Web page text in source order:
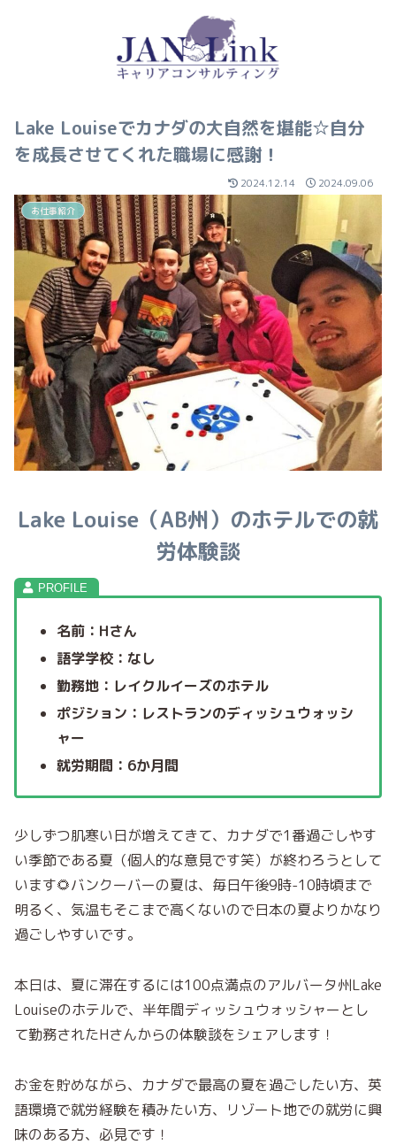
Lake Louiseでカナダの大自然を堪能☆自分
を成長させてくれた職場に感謝！
2024.12.14 2024.09.06
お仕事紹介
Lake Louise（AB州）のホテルでの就
労体験談
名前：Hさん
語学学校：なし
勤務地：レイクルイーズのホテル
ポジション：レストランのディッシュウォッシ
ャー
就労期間：6か月間
少しずつ肌寒い日が増えてきて、カナダで1番過ごしやす
い季節である夏（個人的な意見です笑）が終わろうとして
います🌻バンクーバーの夏は、毎日午後9時-10時頃まで
明るく、気温もそこまで高くないので日本の夏よりかなり
過ごしやすいです。
本日は、夏に滞在するには100点満点のアルバータ州Lake
Louiseのホテルで、半年間ディッシュウォッシャーとし
て勤務されたHさんからの体験談をシェアします！
お金を貯めながら、カナダで最高の夏を過ごしたい方、英
語環境で就労経験を積みたい方、リゾート地での就労に興
味のある方、必見です！